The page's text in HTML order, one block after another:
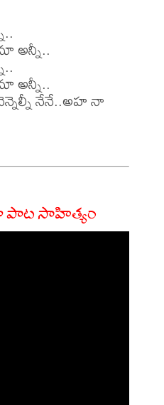
అన్నీ..
అన్నీ..
నేనే..అహ నా
సాహిత్యం